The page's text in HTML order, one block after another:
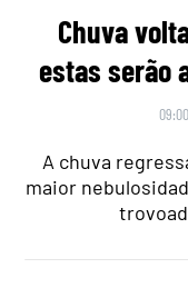
Chuva
estas serão
A chuva
maior